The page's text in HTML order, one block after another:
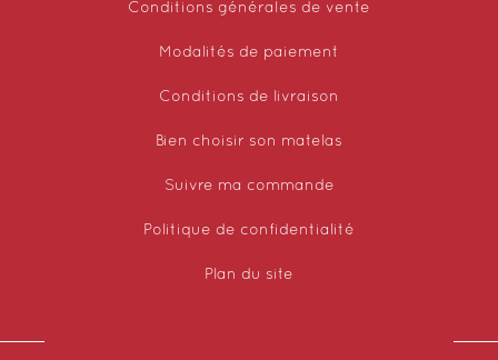
Conditions générales de vente
Modalités de paiement
Conditions de livraison
Bien choisir son matelas
Suivre ma commande
Politique de confidentialité
Plan du site